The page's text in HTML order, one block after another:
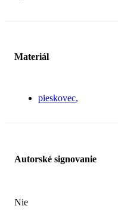
Materiál
pieskovec
Autorské signovanie
Nie